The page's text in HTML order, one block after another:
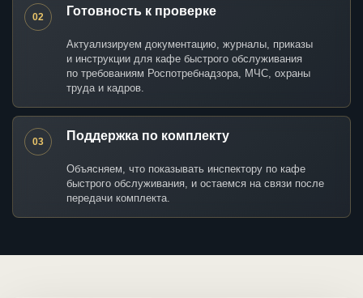
02 Готовность к проверке
Актуализируем документацию, журналы, приказы
и инструкции для кафе быстрого обслуживания
по требованиям Роспотребнадзора, МЧС, охраны
труда и кадров.
03 Поддержка по комплекту
Объясняем, что показывать инспектору по кафе
быстрого обслуживания, и остаемся на связи после
передачи комплекта.